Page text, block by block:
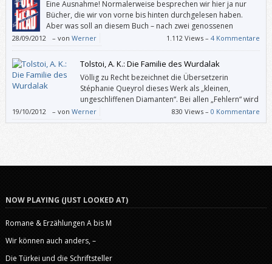
Eine Ausnahme! Normalerweise besprechen wir hier ja nur
Bücher, die wir von vorne bis hinten durchgelesen haben.
Aber was soll an diesem Buch – nach zwei genossenen
Reportagen – noch besser oder schlechter werden?
Und – was soll ich sagen? – lest das! Lest das, wenn ihr Fans von David
Foster Wallace, Hunter S. Thompson und/oder Tom Wolfe seid. Lest
das, wenn ihr euch auf hohem Niveau gut unterhalten wollt.
28/09/2012 – von Werner 1.112 Views –4 Kommentare
Tolstoi, A. K.: Die Familie des Wurdalak
Völlig zu Recht bezeichnet die Übersetzerin
Stéphanie Queyrol dieses Werk als „kleinen,
ungeschliffenen Diamanten“. Bei allen „Fehlern“ wird
man die 45 Seiten dieser um 1840 entstandenen
Erzählung atemlos verschlingen, – selbst wenn man schon viele
19/10/2012 – von Werner 830 Views –0 Kommentare
NOW PLAYING (JUST LOOKED AT)
Romane & Erzählungen A bis M
Wir können auch anders, –
Die Türkei und die Schriftsteller